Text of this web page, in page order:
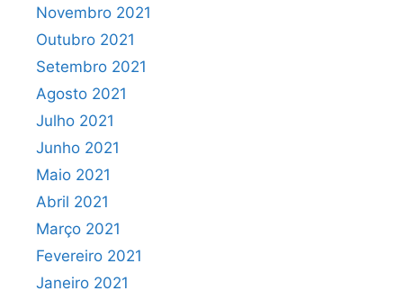
Novembro 2021
Outubro 2021
Setembro 2021
Agosto 2021
Julho 2021
Junho 2021
Maio 2021
Abril 2021
Março 2021
Fevereiro 2021
Janeiro 2021